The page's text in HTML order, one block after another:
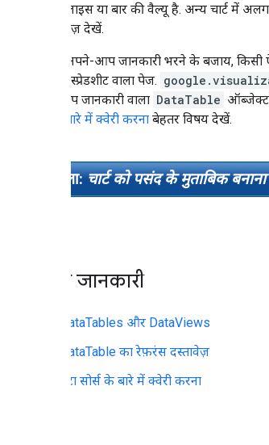
कॉलम स्लाइस या बार की वैल्यू है. अन्य चार्ट में
के दस्तावेज़ देखें.
टेबल में अपने-आप जानकारी भरने के बजाय, किसी
Google स्प्रेडशीट वाला पेज.
अपने-आप जानकारी वाला DataTable ऑब्जेक्ट
सोर्स के बारे में क्वेरी करना बेहतर विषय देखें.
अगला:चार्ट को पसंद के मुताबिक बनाना
ज़्यादा जानकारी
DataTables और DataViews
DataTable का रेफ़रंस दस्तावेज़
डेटा सोर्स के बारे में क्वेरी करना